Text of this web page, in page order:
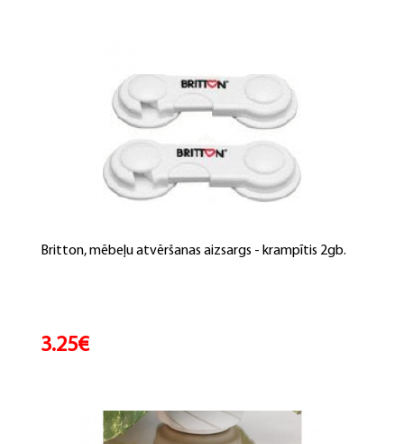
Britton, mēbeļu atvēršanas aizsargs - krampītis 2gb.
3.25€